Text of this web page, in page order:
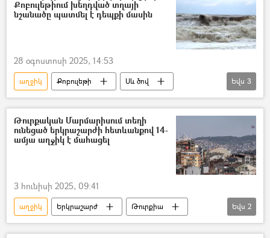
Քոբուլեթիում խեղդված տղայի
նշանածը պատմել է դեպքի մասին
28 օգոստոսի 2025, 14:53
աղջիկ Քոբուլեթի
Սև ծով
տղամարդ
ջրահեղձ փրկարար
Եվս 3
Թուրքական Մարմարիսում տեղի
ունեցած երկրաշարժի հետևանքով 14-
ամյա աղջիկ է մահացել
3 հունիսի 2025, 09:41
աղջիկ Երկրաշարժ
Թուրքիա
Տուժածներ
Մահ
Եվս 2